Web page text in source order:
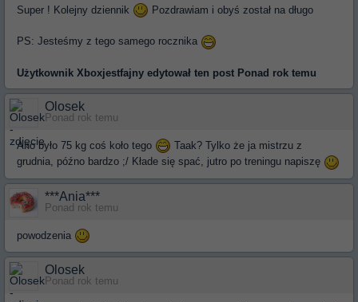
Super ! Kolejny dziennik Pozdrawiam i obyś został na długo
PS: Jesteśmy z tego samego rocznika
Użytkownik Xboxjestfajny edytował ten post Ponad rok temu
Olosek
Ponad rok temu
Ano było 75 kg coś koło tego
Taak? Tylko że ja mistrzu z
grudnia, późno bardzo ;/ Kłade się spać, jutro po treningu napiszę
***Ania***
Ponad rok temu
powodzenia
Olosek
Ponad rok temu